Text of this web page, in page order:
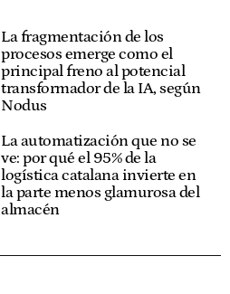
La fragmentación de los
procesos emerge como el
principal freno al potencial
transformador de la IA, según
Nodus
La automatización que no se
ve: por qué el 95% de la
logística catalana invierte en
la parte menos glamurosa del
almacén